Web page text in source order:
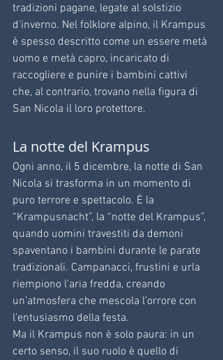
tradizioni pagane, legate al solstizio
d'inverno. Nel folklore alpino, il Krampus
è spesso descritto come un essere metà
uomo e metà capro, incaricato di
raccogliere e punire i bambini cattivi
che, al contrario, trovano nella figura di
San Nicola il loro protettore.
La notte del Krampus
Ogni anno, il 5 dicembre, la notte di San
Nicola si trasforma in un momento di
puro terrore e spettacolo. È la
“Krampusnacht”, la “notte del Krampus”,
quando uomini travestiti da demoni
spaventano i bambini durante le parate
tradizionali. Campanacci, frustini e urla
riempiono l'aria fredda, creando
un’atmosfera che mescola l’orrore con
l'entusiasmo della festa.
Ma il Krampus non è solo paura: in un
certo senso, il suo ruolo è quello di